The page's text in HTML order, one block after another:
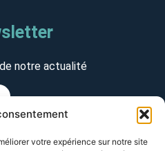
votre expérience sur notre site
notre actualité